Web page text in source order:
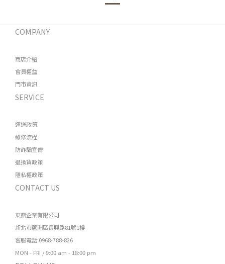
COMPANY
商店介紹
會員權益
門市資訊
SERVICE
運送政策
維修流程
防詐騙宣傳
退換貨政策
隱私權政策
CONTACT US
東鼎企業有限公司
新北市蘆洲區長興路81號1樓
客服電話 0968-788-826
MON - FRI / 9:00 am - 18:00 pm